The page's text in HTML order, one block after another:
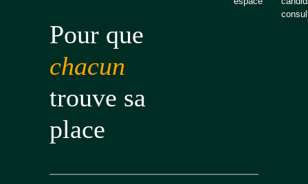
Pour que
chacun
trouve sa
place